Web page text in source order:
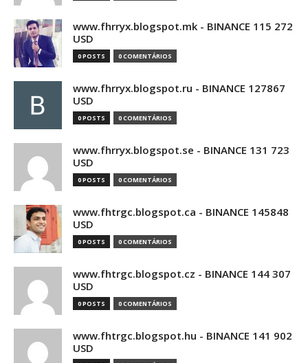
www.fhrryx.blogspot.mk - BINANCE 115 272
USD
0 POSTS 0 COMENTÁRIOS
www.fhrryx.blogspot.ru - BINANCE 127867
USD
0 POSTS 0 COMENTÁRIOS
www.fhrryx.blogspot.se - BINANCE 131 723
USD
0 POSTS 0 COMENTÁRIOS
www.fhtrgc.blogspot.ca - BINANCE 145848
USD
0 POSTS 0 COMENTÁRIOS
www.fhtrgc.blogspot.cz - BINANCE 144 307
USD
0 POSTS 0 COMENTÁRIOS
www.fhtrgc.blogspot.hu - BINANCE 141 902
USD